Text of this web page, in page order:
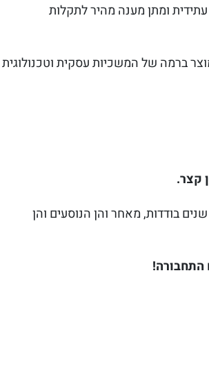
ומתן מענה מהיר לתקלות
ברמה של המשכיות עסקית וטכנולוגית
קצר.
בודדות, מאחר והן הנוסעים והן
התחבורה!